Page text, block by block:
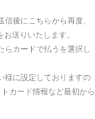
信後にこちらから再度、
送りいたします。
らカードで払うを選択し
様に設定しておりますの
カード情報など最初から